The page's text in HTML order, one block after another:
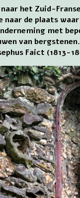
het Zuid-
de plaats
met
van
Faict (1813-